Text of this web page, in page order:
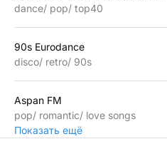
dance pop top40
90s Eurodance
disco retro 90s
Aspan FM
pop
romantic
love songs
Показать ещё